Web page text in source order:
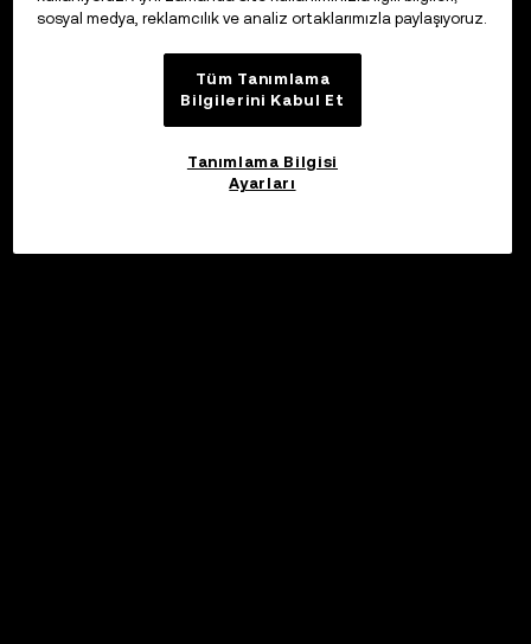
sosyal medya, reklamcılık ve analiz ortaklarımızla paylaşıyoruz.
Tüm Tanımlama
Bilgilerini Kabul Et
Tanımlama Bilgisi
Ayarları